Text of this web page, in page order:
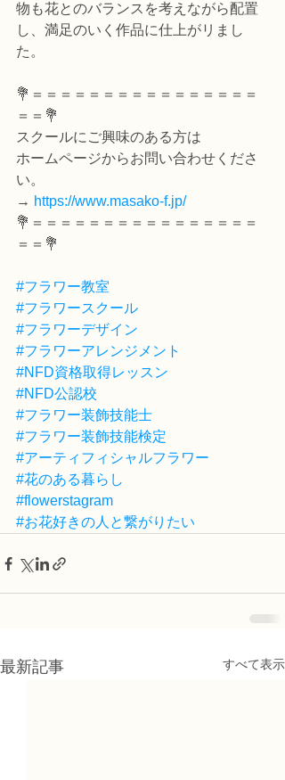
物も花とのバランスを考えながら配置
し、満足のいく作品に仕上がリまし
た。
💐＝＝＝＝＝＝＝＝＝＝＝＝＝＝＝＝
＝＝💐
スクールにご興味のある方は
ホームページからお問い合わせくださ
い。
→ https://www.masako-f.jp/
💐＝＝＝＝＝＝＝＝＝＝＝＝＝＝＝＝
＝＝💐
#フラワー教室
#フラワースクール
#フラワーデザイン
#フラワーアレンジメント
#NFD資格取得レッスン
#NFD公認校
#フラワー装飾技能士
#フラワー装飾技能検定
#アーティフィシャルフラワー
#花のある暮らし
#flowerstagram
#お花好きの人と繋がりたい
最新記事 すべて表示